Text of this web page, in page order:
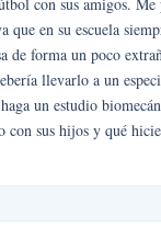
que en su escuela
de forma un poco
llevarlo a un
un estudio
con sus hijos y qué